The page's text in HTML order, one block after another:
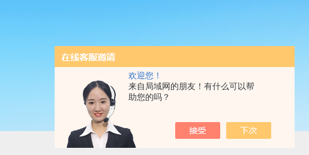
欢迎您！
来自局域网的朋友！有什么可以帮
助您的吗？